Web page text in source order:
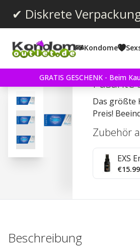
✔ Diskrete
Kondome
GRATIS GESCHENK - Beim
Das größte
Preis!
Zubehör
EXS
€15.99
Beschreibung